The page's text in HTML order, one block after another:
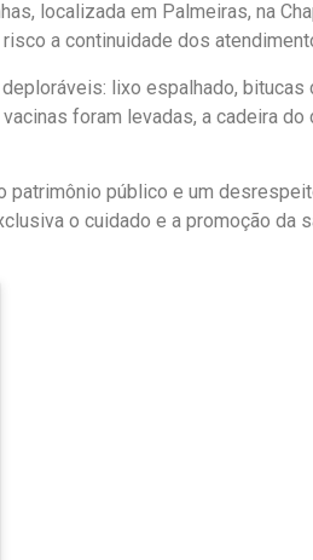
localizada em Palmeiras, na
a continuidade dos
lixo espalhado,
foram levadas, a cadeira
público e um
o cuidado e a promoção